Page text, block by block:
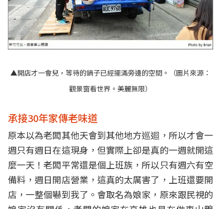
▲開店才一會兒，等待的鍋子已經擺滿旁邊的空間。（圖片來源：
觀景窗看世界。美麗無限）
承接30年家傳老味道
原本以為老闆其他天會到其他地方巡迴，所以才會一
週只有週日在這現身，但實際上卻是真的一週就開這
麼一天！老闆平常還是個上班族，所以只有週六有空
備料，週日開店營業，這真的太厲害了，上班還要開
店，一整個嚇到我了。會取名為娘家，原來跟民視的